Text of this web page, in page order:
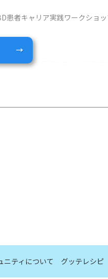
患者キャリア実践ワークショ
者さんの実例も交えた実践的
ショップには7名の患者さん
ニティについて グッテレシピ